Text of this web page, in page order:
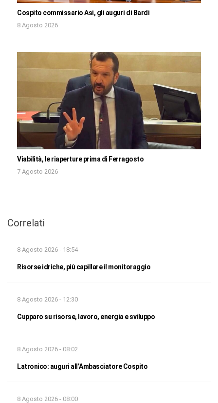
Cospito commissario Asi, gli auguri di Bardi
8 Agosto 2026
Viabilità, le riaperture prima di Ferragosto
7 Agosto 2026
Correlati
8 Agosto 2026 - 18:54
Risorse idriche, più capillare il monitoraggio
8 Agosto 2026 - 12:30
Cupparo su risorse, lavoro, energia e sviluppo
8 Agosto 2026 - 08:02
Latronico: auguri all’Ambasciatore Cospito
8 Agosto 2026 - 08:00